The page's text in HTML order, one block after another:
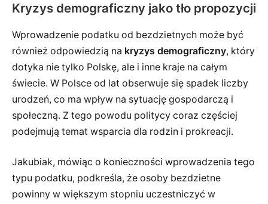
Kryzys demograficzny jako tło propozycji
Wprowadzenie podatku od bezdzietnych może być
również odpowiedzią na kryzys demograficzny, który
dotyka nie tylko Polskę, ale i inne kraje na całym
świecie. W Polsce od lat obserwuje się spadek liczby
urodzeń, co ma wpływ na sytuację gospodarczą i
społeczną. Z tego powodu politycy coraz częściej
podejmują temat wsparcia dla rodzin i prokreacji.
Jakubiak, mówiąc o konieczności wprowadzenia tego
typu podatku, podkreśla, że osoby bezdzietne
powinny w większym stopniu uczestniczyć w